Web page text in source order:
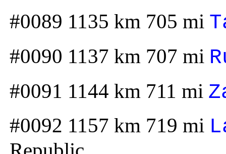
#0089 1135 km 705 mi
#0090 1137 km 707 mi
#0091 1144 km 711 mi
#0092 1157 km 719 mi